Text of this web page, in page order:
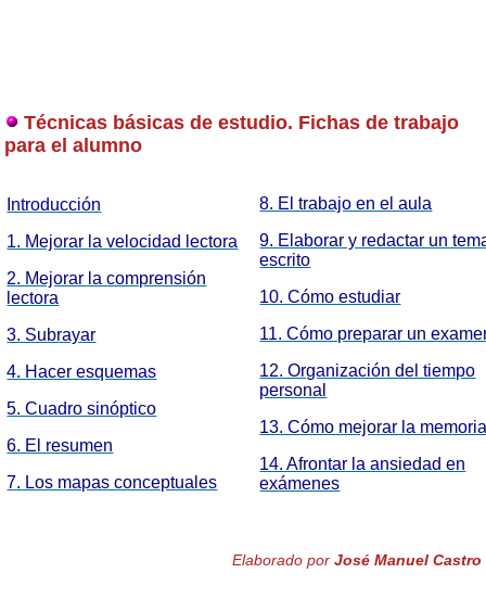
Técnicas básicas de estudio. Fichas de trabajo
para el alumno
Introducción
1. Mejorar la velocidad lectora
2. Mejorar la comprensión
lectora
3. Subrayar
4. Hacer esquemas
5. Cuadro sinóptico
6. El resumen
7. Los mapas conceptuales
8. El trabajo en el aula
9. Elaborar y redactar un
escrito
10. Cómo estudiar
11. Cómo preparar un
12. Organización del tiempo
personal
13. Cómo mejorar la
14. Afrontar la ansiedad en
exámenes
Elaborado por José Manuel Castro